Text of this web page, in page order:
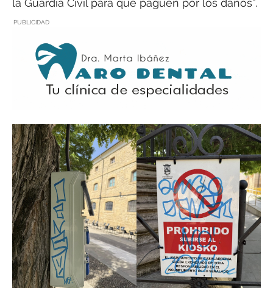
la Guardia Civil para que paguen por los daños”.
PUBLICIDAD